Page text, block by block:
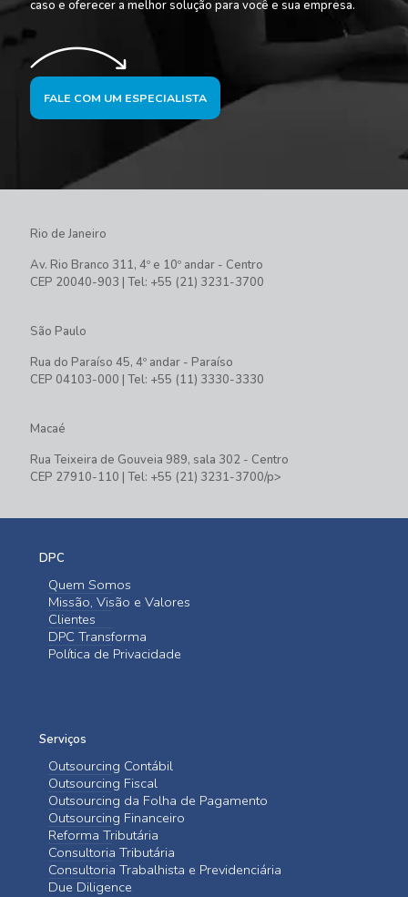
caso e oferecer a melhor solução para você e sua empresa.
FALE COM UM ESPECIALISTA
Rio de Janeiro
Av. Rio Branco 311, 4º e 10º andar - Centro
CEP 20040-903 | Tel: +55 (21) 3231-3700
São Paulo
Rua do Paraíso 45, 4º andar - Paraíso
CEP 04103-000 | Tel: +55 (11) 3330-3330
Macaé
Rua Teixeira de Gouveia 989, sala 302 - Centro
CEP 27910-110 | Tel: +55 (21) 3231-3700/p>
DPC
Quem Somos
Missão, Visão e Valores
Clientes
DPC Transforma
Política de Privacidade
Serviços
Outsourcing Contábil
Outsourcing Fiscal
Outsourcing da Folha de Pagamento
Outsourcing Financeiro
Reforma Tributária
Consultoria Tributária
Consultoria Trabalhista e Previdenciária
Due Diligence